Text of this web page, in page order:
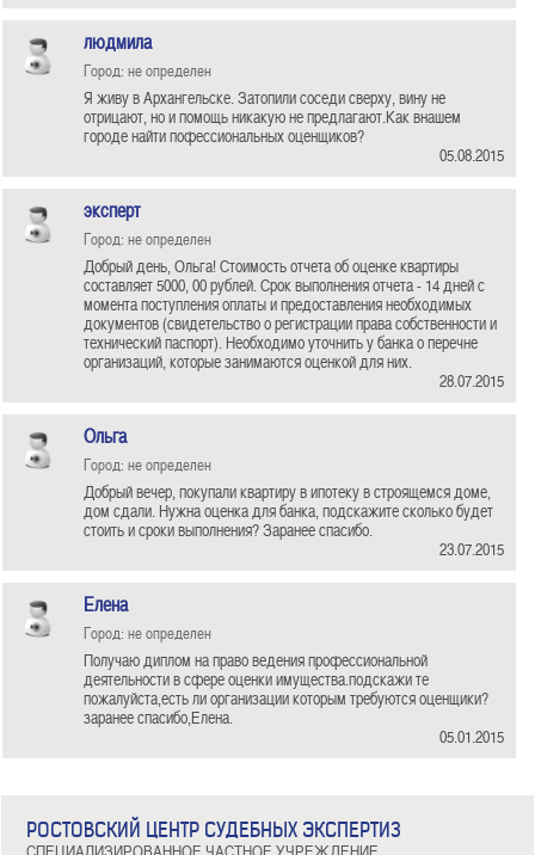
людмила
Город: не определен
Я живу в Архангельске. Затопили соседи сверху, вину не
отрицают, но и помощь никакую не предлагают.Как внашем
городе найти пофессиональных оценщиков?
05.08.2015
эксперт
Город: не определен
Добрый день, Ольга! Стоимость отчета об оценке квартиры
составляет 5000, 00 рублей. Срок выполнения отчета - 14 дней с
момента поступления оплаты и предоставления необходимых
документов (свидетельство о регистрации права собственности и
технический паспорт). Необходимо уточнить у банка о перечне
организаций, которые занимаются оценкой для них.
28.07.2015
Ольга
Город: не определен
Добрый вечер, покупали квартиру в ипотеку в строящемся доме,
дом сдали. Нужна оценка для банка, подскажите сколько будет
стоить и сроки выполнения? Заранее спасибо.
23.07.2015
Елена
Город: не определен
Получаю диплом на право ведения профессиональной
деятельности в сфере оценки имущества.подскажи те
пожалуйста,есть ли организации которым требуются оценщики?
заранее спасибо,Елена.
05.01.2015
РОСТОВСКИЙ ЦЕНТР СУДЕБНЫХ ЭКСПЕРТИЗ